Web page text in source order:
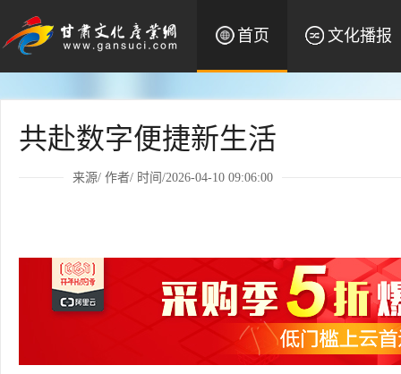
首页 文化播报
共赴数字便捷新生活
来源/ 作者/ 时间/2026-04-10 09:06:00